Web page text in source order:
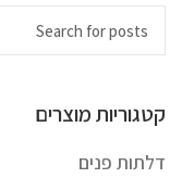
קטגוריות מוצרים
דלתות פנים